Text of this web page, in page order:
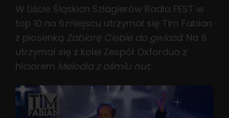
W Liście Śląskich Szlagierów Radia FEST w
top 10 na 6.miejscu utrzymał się Tim Fabian
z piosenką Zabiorę Ciebie do gwiazd. Na 9.
utrzymał się z kolei Zespół Oxforduo z
hiciorem Melodia z ośmiu nut.